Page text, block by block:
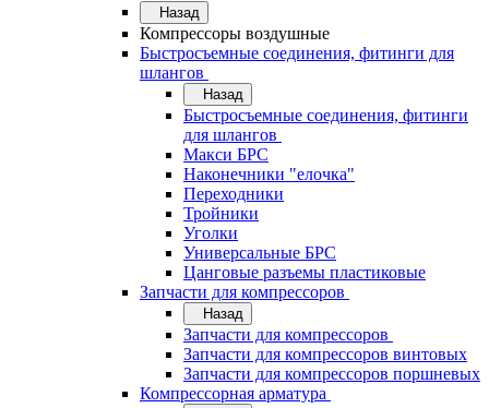
Назад
Компрессоры воздушные
Быстросъемные соединения, фитинги для
шлангов
Назад
Быстросъемные соединения, фитинги
для шлангов
Макси БРС
Наконечники "елочка"
Переходники
Тройники
Уголки
Универсальные БРС
Цанговые разъемы пластиковые
Запчасти для компрессоров
Назад
Запчасти для компрессоров
Запчасти для компрессоров винтовых
Запчасти для компрессоров поршневых
Компрессорная арматура